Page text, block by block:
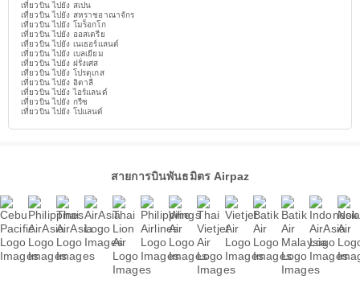
เที่ยวบิน ไปยัง สเปน
เที่ยวบิน ไปยัง สหราชอาณาจักร
เที่ยวบิน ไปยัง โมร็อกโก
เที่ยวบิน ไปยัง ออสเตรีย
เที่ยวบิน ไปยัง เนเธอร์แลนด์
เที่ยวบิน ไปยัง เบลเยียม
เที่ยวบิน ไปยัง ฝรั่งเศส
เที่ยวบิน ไปยัง โปรตุเกส
เที่ยวบิน ไปยัง อิตาลี
เที่ยวบิน ไปยัง ไอร์แลนด์
เที่ยวบิน ไปยัง กรีซ
เที่ยวบิน ไปยัง โปแลนด์
สายการบินพันธมิตร Airpaz